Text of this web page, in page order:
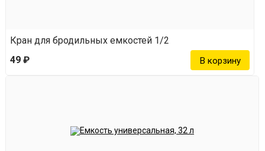
Кран для бродильных емкостей 1/2
49 ₽